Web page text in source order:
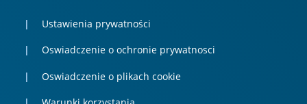
Ustawienia prywatności
Oswiadczenie o ochronie prywatnosci
Oswiadczenie o plikach cookie